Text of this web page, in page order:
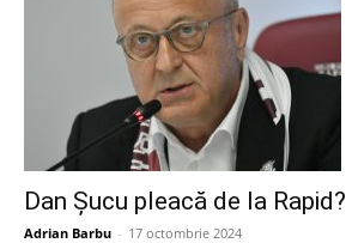
Dan Șucu pleacă de la Rapid?
Adrian Barbu - 17 octombrie 2024